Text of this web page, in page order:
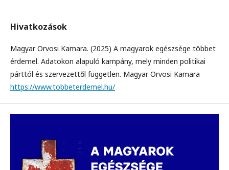
Hivatkozások
Magyar Orvosi Kamara. (2025) A magyarok egészsége többet
érdemel. Adatokon alapuló kampány, mely minden politikai
párttól és szervezettől független. Magyar Orvosi Kamara
https://www.tobbeterdemel.hu/